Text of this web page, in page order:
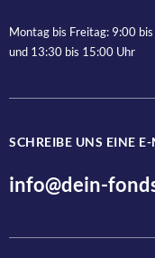
Anrede
Ja, ich bin jederzeit
Jetzt anmelden
Montag bis Freitag: 9:00
und 13:30 bis 15:00 Uhr
SCHREIBE UNS EINE
info@dein-